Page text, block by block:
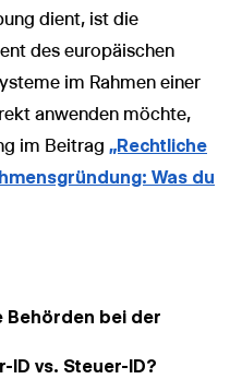
dient, ist die
des europäischen
im Rahmen einer
anwenden möchte,
im Beitrag „Rechtliche
Was du
Behörden bei der
ID vs. Steuer-ID?